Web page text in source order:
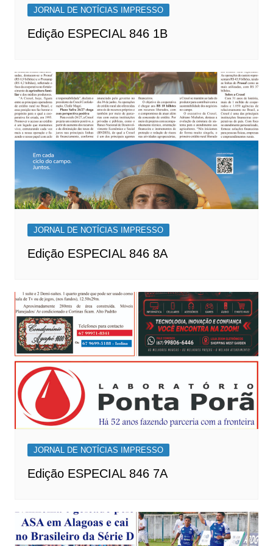
JORNAL DE NOTÍCIAS IMPRESSO
Edição ESPECIAL 846 1B
JORNAL DE NOTÍCIAS IMPRESSO
Edição ESPECIAL 846 8A
JORNAL DE NOTÍCIAS IMPRESSO
Edição ESPECIAL 846 7A